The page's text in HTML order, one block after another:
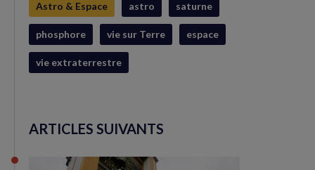
Astro & Espace astro saturne
phosphore vie sur Terre espace
vie extraterrestre
ARTICLES SUIVANTS